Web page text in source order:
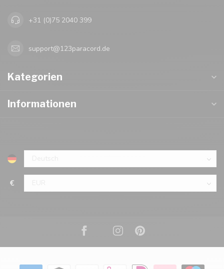
+31 (0)75 2040 399
support@123paracord.de
Kategorien
Informationen
€